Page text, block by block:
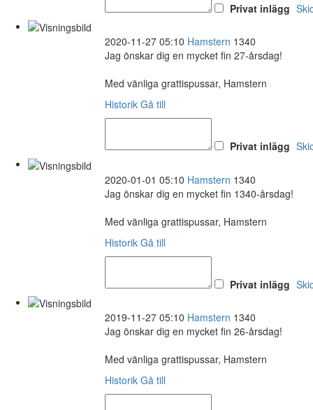
Privat inlägg
2020-11-27 05:10 Hamstern 1340
Jag önskar dig en mycket fin 27-årsdag!
Med vänliga grattispussar, Hamstern
Historik Gå till
Privat inlägg
2020-01-01 05:10 Hamstern 1340
Jag önskar dig en mycket fin 1340-årsdag!
Med vänliga grattispussar, Hamstern
Historik Gå till
Privat inlägg
2019-11-27 05:10 Hamstern 1340
Jag önskar dig en mycket fin 26-årsdag!
Med vänliga grattispussar, Hamstern
Historik Gå till